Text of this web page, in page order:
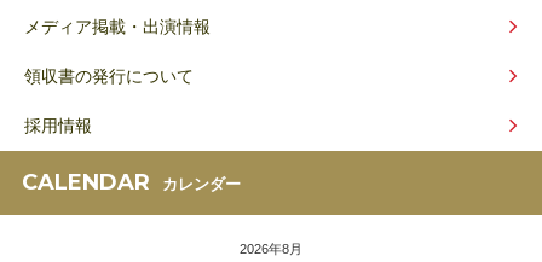
メディア掲載・出演情報
領収書の発行について
採用情報
CALENDAR カレンダー
2026年8月